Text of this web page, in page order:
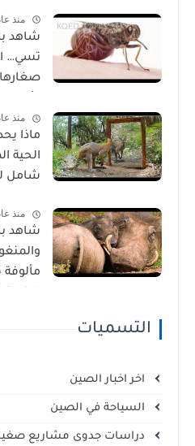
منذ
تسي…
منذ
ماذا
الحية
شامل
منذ
شاهد
التسميات
اخر اخبار الصين
السياحة في الصين
دراسات جدوى مشاريع